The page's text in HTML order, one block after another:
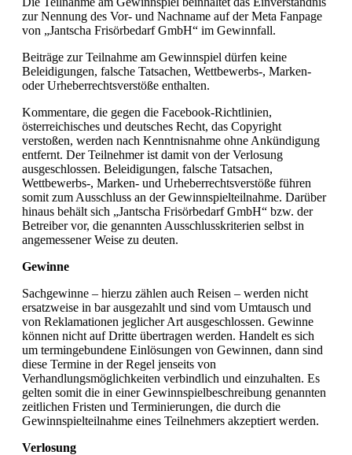
zur Nennung des Vor- und Nachname auf der Meta Fanpage
von „Jantscha Frisörbedarf GmbH“ im Gewinnfall.
Beiträge zur Teilnahme am Gewinnspiel dürfen keine
Beleidigungen, falsche Tatsachen, Wettbewerbs-, Marken-
oder Urheberrechtsverstöße enthalten.
Kommentare, die gegen die Facebook-Richtlinien,
österreichisches und deutsches Recht, das Copyright
verstoßen, werden nach Kenntnisnahme ohne Ankündigung
entfernt. Der Teilnehmer ist damit von der Verlosung
ausgeschlossen. Beleidigungen, falsche Tatsachen,
Wettbewerbs-, Marken- und Urheberrechtsverstöße führen
somit zum Ausschluss an der Gewinnspielteilnahme. Darüber
hinaus behält sich „Jantscha Frisörbedarf GmbH“ bzw. der
Betreiber vor, die genannten Ausschlusskriterien selbst in
angemessener Weise zu deuten.
Gewinne
Sachgewinne – hierzu zählen auch Reisen – werden nicht
ersatzweise in bar ausgezahlt und sind vom Umtausch und
von Reklamationen jeglicher Art ausgeschlossen. Gewinne
können nicht auf Dritte übertragen werden. Handelt es sich
um termingebundene Einlösungen von Gewinnen, dann sind
diese Termine in der Regel jenseits von
Verhandlungsmöglichkeiten verbindlich und einzuhalten. Es
gelten somit die in einer Gewinnspielbeschreibung genannten
zeitlichen Fristen und Terminierungen, die durch die
Gewinnspielteilnahme eines Teilnehmers akzeptiert werden.
Verlosung